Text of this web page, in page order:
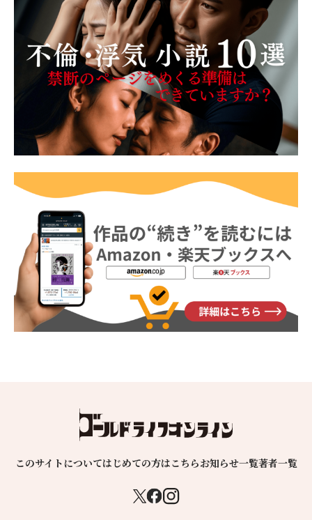
このサイトについてはじめての方はこちらお知らせ一覧著者一覧